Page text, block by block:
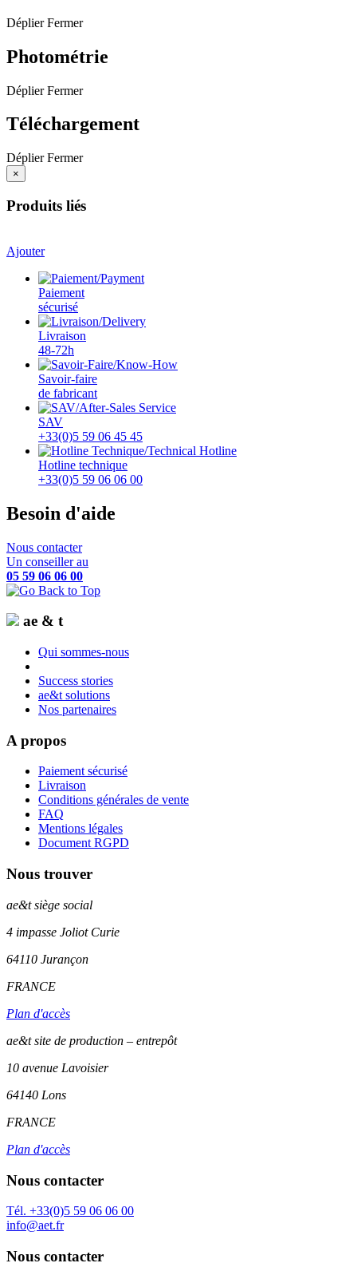
Déplier Fermer
Photométrie
Déplier Fermer
Téléchargement
Déplier Fermer
×
Produits liés
Ajouter
Paiement
sécurisé
Livraison
48-72h
Savoir-faire
de fabricant
SAV
+33(0)5 59 06 45 45
Hotline technique
+33(0)5 59 06 06 00
Besoin d'aide
Nous contacter
Un conseiller au
05 59 06 06 00
ae & t
Qui sommes-nous
Success stories
ae&t solutions
Nos partenaires
A propos
Paiement sécurisé
Livraison
Conditions générales de vente
FAQ
Mentions légales
Document RGPD
Nous trouver
ae&tsiège social
4 impasse Joliot Curie
64110 Jurançon
FRANCE
Plan d'accès
ae&t site de production – entrepôt
10 avenue Lavoisier
64140 Lons
FRANCE
Plan d'accès
Nous contacter
Tél. +33(0)5 59 06 06 00
info@aet.fr
Nous contacter